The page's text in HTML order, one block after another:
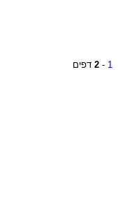
1
-
2 דפים